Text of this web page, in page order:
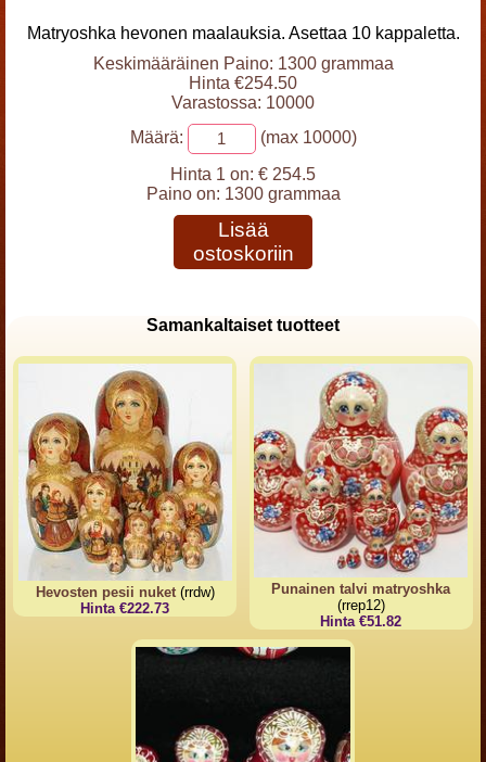
Matryoshka hevonen maalauksia. Asettaa 10 kappaletta.
Keskimääräinen Paino: 1300 grammaa
Hinta €254.50
Varastossa: 10000
Määrä:
(max 10000)
Hinta 1 on: € 254.5
Paino on: 1300 grammaa
Lisää
ostoskoriin
Samankaltaiset tuotteet
Hevosten pesii nuket(rrdw)
Hinta €222.73
Punainen talvi matryoshka
(rrep12)
Hinta €51.82